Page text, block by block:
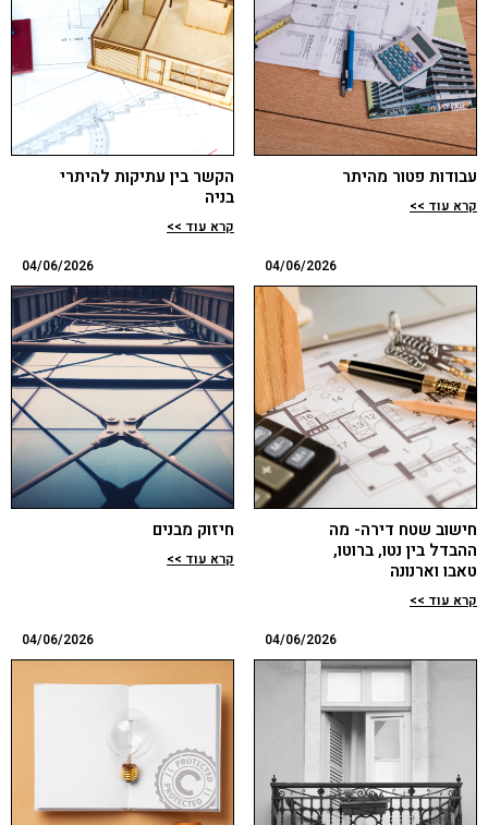
עבודות פטור מהיתר
קרא עוד >>
הקשר בין עתיקות להיתרי
בניה
קרא עוד >>
04/06/2026
חישוב שטח דירה- מה
ההבדל בין נטו, ברוטו,
טאבו וארנונה
קרא עוד >>
04/06/2026
חיזוק מבנים
קרא עוד >>
04/06/2026
04/06/2026